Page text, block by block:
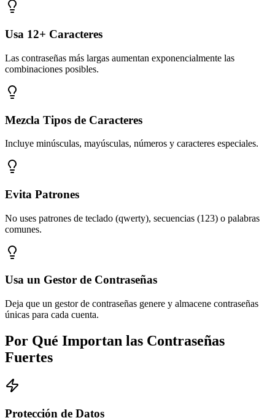
Usa 12+ Caracteres
Las contraseñas más largas aumentan exponencialmente las
combinaciones posibles.
Mezcla Tipos de Caracteres
Incluye minúsculas, mayúsculas, números y caracteres especiales.
Evita Patrones
No uses patrones de teclado (qwerty), secuencias (123) o palabras
comunes.
Usa un Gestor de Contraseñas
Deja que un gestor de contraseñas genere y almacene contraseñas
únicas para cada cuenta.
Por Qué Importan las Contraseñas
Fuertes
Protección de Datos